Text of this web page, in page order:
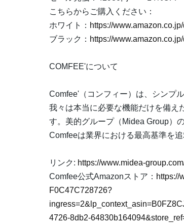
こちらからご購入ください：
ホワイト： https://
ブラック： https://
COMFEE'について
Comfee'（コンフィー）は、シンプ
我々は本当に必要な機能だけを備え
す。美的グループ（Midea Group）
Comfeeは業界における最高基準を追
リンク: https://www.midea-
Comfee公式Amazonストア： https://
F0C47C728726?
4726-8db2-